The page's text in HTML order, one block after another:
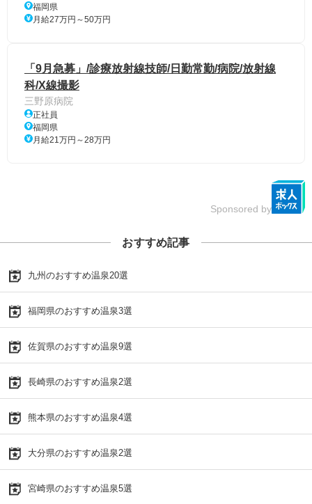
福岡県
月給27万円～50万円
「9月急募」/診療放射線技師/日勤常勤/病院/放射線
科/X線撮影
三野原病院
正社員
福岡県
月給21万円～28万円
Sponsored by
おすすめ記事
九州のおすすめ温泉20選
福岡県のおすすめ温泉3選
佐賀県のおすすめ温泉9選
長崎県のおすすめ温泉2選
熊本県のおすすめ温泉4選
大分県のおすすめ温泉2選
宮崎県のおすすめ温泉5選